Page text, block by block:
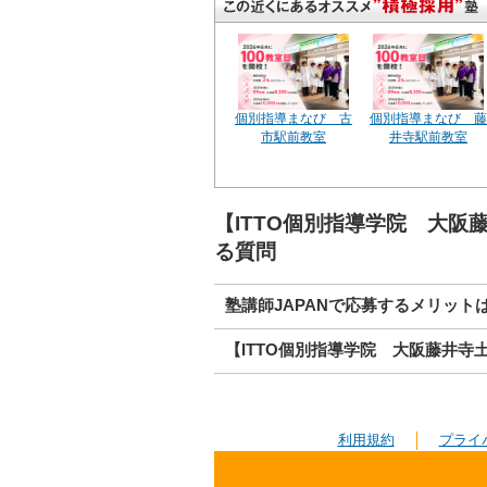
個別指導まなび 古
市駅前教室
個別指導まなび 藤
井寺駅前教室
【ITTO個別指導学院 大阪
る質問
塾講師JAPANで応募するメリット
【ITTO個別指導学院 大阪藤井寺
利用規約 プライ